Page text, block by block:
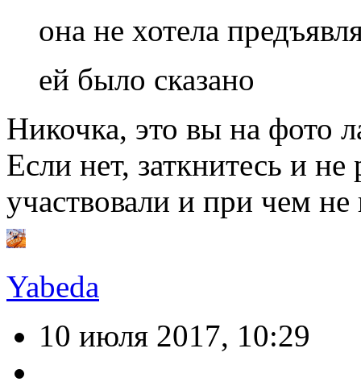
она не хотела
ей было сказано
Никочка, это вы на фото
Если нет, заткнитесь и
участвовали и при чем
Yabeda
10 июля 2017, 10:29